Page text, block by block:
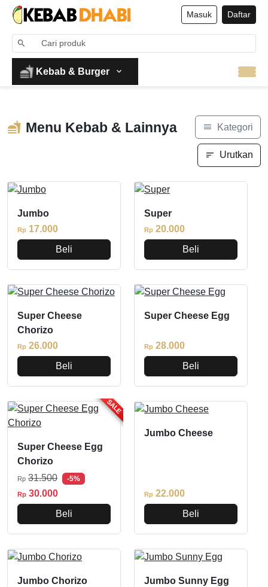
Masuk Daftar
Kebab & Burger
Menu Kebab & Lainnya Kategori
Urutkan
Jumbo
Rp 17.000
Beli
Super
Rp 20.000
Beli
Super Cheese
Chorizo
Rp 26.000
Beli
Super Cheese Egg
Rp 28.000
Beli
SALE
Super Cheese Egg
Chorizo
Rp 31.500 -5%
Rp 30.000
Beli
Jumbo Cheese
Rp 22.000
Beli
Jumbo Chorizo Jumbo Sunny Egg